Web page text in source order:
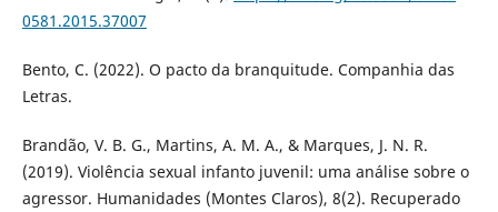
0581.2015.37007
Bento, C. (2022). O pacto da branquitude. Companhia das
Letras.
Brandão, V. B. G., Martins, A. M. A., & Marques, J. N. R.
(2019). Violência sexual infanto juvenil: uma análise sobre o
agressor. Humanidades (Montes Claros), 8(2). Recuperado